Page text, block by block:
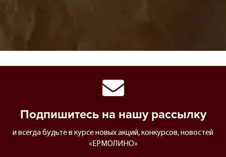
Подпишитесь на нашу рассылку
и всегда будьте в курсе новых акций, конкурсов, новостей
«ЕРМОЛИНО»